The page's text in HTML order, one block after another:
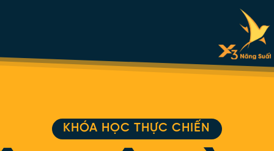
KHÓA HỌC THỰC CHIẾN